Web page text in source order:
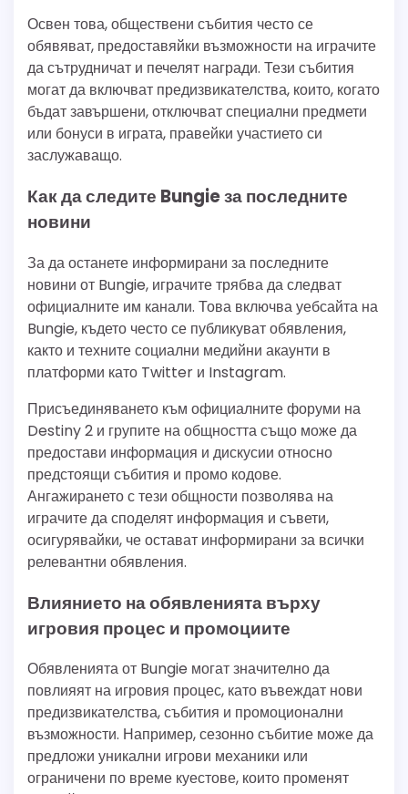
Освен това, обществени събития често се
обявяват, предоставяйки възможности на играчите
да сътрудничат и печелят награди. Тези събития
могат да включват предизвикателства, които, когато
бъдат завършени, отключват специални предмети
или бонуси в играта, правейки участието си
заслужаващо.
Как да следите Bungie за последните
новини
За да останете информирани за последните
новини от Bungie, играчите трябва да следват
официалните им канали. Това включва уебсайта на
Bungie, където често се публикуват обявления,
както и техните социални медийни акаунти в
платформи като Twitter и Instagram.
Присъединяването към официалните форуми на
Destiny 2 и групите на общността също може да
предостави информация и дискусии относно
предстоящи събития и промо кодове.
Ангажирането с тези общности позволява на
играчите да споделят информация и съвети,
осигурявайки, че остават информирани за всички
релевантни обявления.
Влиянието на обявленията върху
игровия процес и промоциите
Обявленията от Bungie могат значително да
повлияят на игровия процес, като въвеждат нови
предизвикателства, събития и промоционални
възможности. Например, сезонно събитие може да
предложи уникални игрови механики или
ограничени по време куестове, които променят